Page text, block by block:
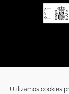
Utilizamos cookies